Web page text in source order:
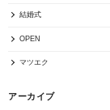
結婚式
OPEN
マツエク
アーカイブ